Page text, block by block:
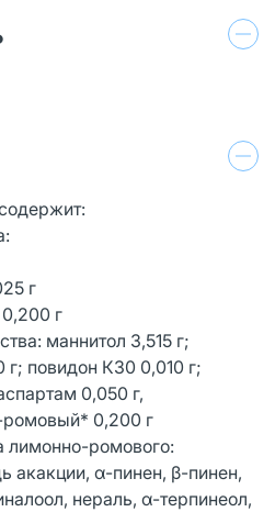
г
г
маннитол 3,515 г;
повидон К30 0,010 г;
0,050 г,
ромовый* 0,200 г
лимонно-ромового:
акакции, α-пинен, β-пинен,
нераль, α-терпинеол,